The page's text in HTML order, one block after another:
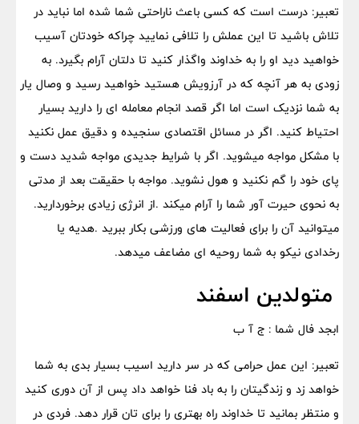
تعبیر: درست است که کسی باعث ناراحتی شما شده اما نباید در
تلاش باشید تا این عملش را تلافی نمایید چراکه خودتان آسیب
خواهید دید او را به خداوند واگذار کنید تا دلتان آرام بگیرد. به
زودی به هر آنچه که در آرزویش هستید خواهید رسید و وصال یار
به شما نزدیک است اما اگر قصد انجام معامله ای را دارید بسیار
احتیاط کنید. اگر در مسائل اقتصادی سنجیده و دقیق عمل نکنید
با مشکل مواجه میشوید. اگر با شرایط جدیدی مواجه شدید دست و
پای خود را گم نکنید و هول نشوید. مواجه با حقیقت بعد از مدتی
به نحوی حیرت آور شما را آرام میکند .از انرژی زیادی برخوردارید.
میتوانید آن را برای فعالیت های ورزشی بکار ببرید .هدیه یا
رخدادی نیکو به شما روحیه ای مضاعف میدهد.
متولدین اسفند
ابجد فال شما : ج آ ب
تعبیر: این عمل حرامی که در سر دارید اسیب بسیار بدی به شما
خواهد زد و زندگیتان را به باد فنا خواهد داد پس از آن دوری کنید
و منتظر بمانید تا خداوند راه بهتری را برای تان قرار دهد. فردی در